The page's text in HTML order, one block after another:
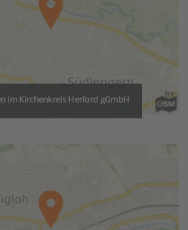
im Kirchenkreis Herford gGmbH